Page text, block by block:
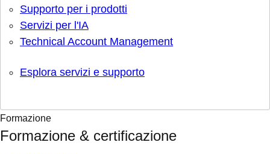
Supporto per i prodotti
Servizi per l'IA
Technical Account Management
Esplora servizi e supporto
Formazione
Formazione & certificazione